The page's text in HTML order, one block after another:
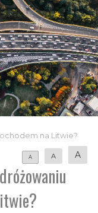
na Litwie?
A A A